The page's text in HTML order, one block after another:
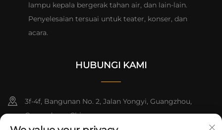
lampu kepala bergerak tahan air, dan lain-lain.
Penyelesaian tersuai untuk teater, konser, dan
acara.
HUBUNGI KAMI
3f-4f, Bangunan No. 2, Jalan Yongyi, Guangzhou,
Guangdong, China